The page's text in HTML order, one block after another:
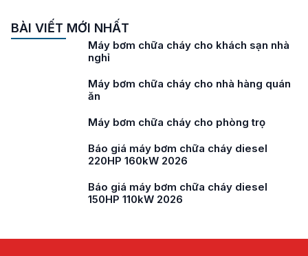
BÀI VIẾT MỚI NHẤT
Máy bơm chữa cháy cho trạm xá
Máy bơm chữa cháy cho bệnh viện
Máy bơm chữa cháy cho chung cư mini
Máy bơm chữa cháy cho trường học
Báo giá máy bơm chữa cháy diesel
180HP 132kW 2026